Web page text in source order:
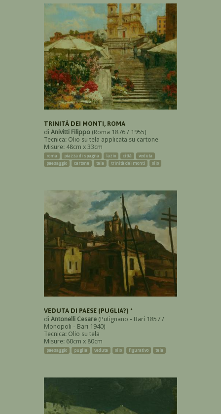
TRINITÀ DEI MONTI, ROMA
di Anivitti Filippo (Roma 1876 / 1955)
Tecnica: Olio su tela applicata su cartone
Misure: 48cm x 33cm
roma piazza di spagna lazio città
veduta
paesaggio
cartone tela trinità dei monti olio
VEDUTA DI PAESE (PUGLIA?) *
di Antonelli Cesare (Putignano - Bari 1857 /
Monopoli - Bari 1940)
Tecnica: Olio su tela
Misure: 60cm x 80cm
paesaggio puglia veduta olio figurativo tela